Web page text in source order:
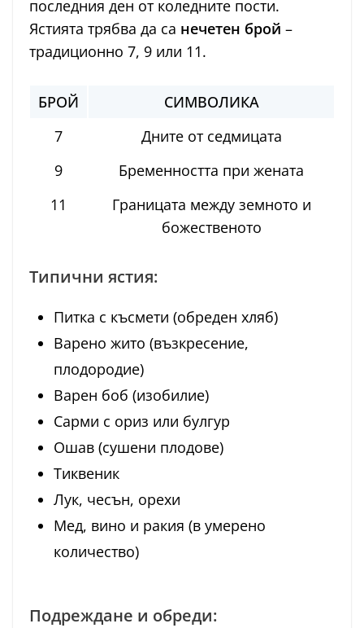
последния ден от коледните пости.
Ястията трябва да са нечетен брой –
традиционно 7, 9 или 11.
БРОЙ
СИМВОЛИКА
7
Дните от седмицата
9
Бременността при жената
11
Границата между земното и
божественото
Типични ястия:
Питка с късмети (обреден хляб)
Варено жито (възкресение,
плодородие)
Варен боб (изобилие)
Сарми с ориз или булгур
Ошав (сушени плодове)
Тиквеник
Лук, чесън, орехи
Мед, вино и ракия (в умерено
количество)
Подреждане и обреди: